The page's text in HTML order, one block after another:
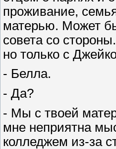
проживание,
матерью. Может
совета со
но только с
- Белла.
- Да?
- Мы с твоей
мне неприятна
колледжем из-за